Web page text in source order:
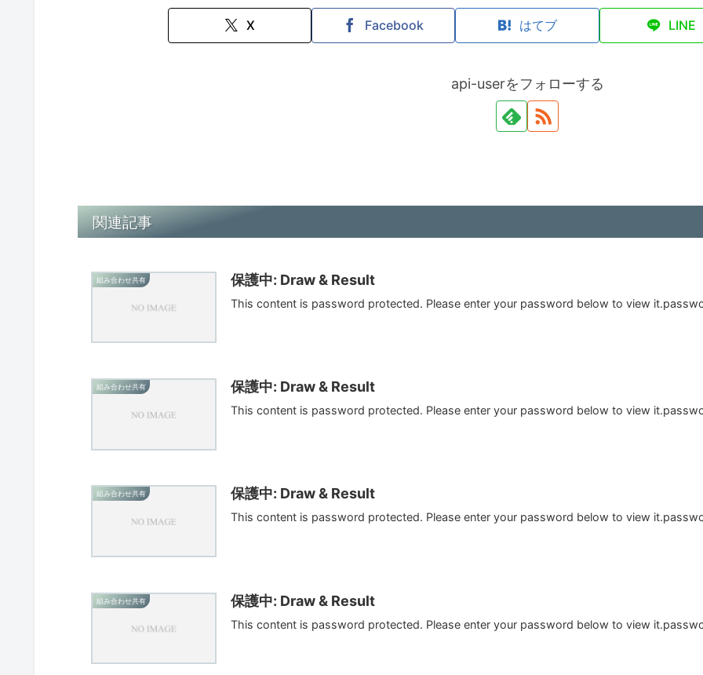
X Facebook はてブ LINE
api-userをフォローする
関連記事
組み合わせ共有 保護中: Draw & Result
This content is password protected. Please enter your password below to view
組み合わせ共有 保護中: Draw & Result
This content is password protected. Please enter your password below to view
組み合わせ共有 保護中: Draw & Result
This content is password protected. Please enter your password below to view
組み合わせ共有 保護中: Draw & Result
This content is password protected. Please enter your password below to view